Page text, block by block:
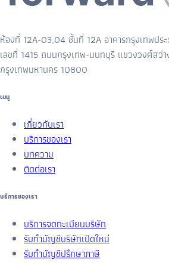
ห้องที่ 12A-03,04 ชั้นที่ 12A อาคารกรุงเทพปร
เลขที่ 1415 ถนนกรุงเทพ-นนทบุรี แขวงวงศ์สว่า
กรุงเทพมหานคร 10800
เมนู
เกี่ยวกับเรา
บริการของเรา
บทความ
ติดต่อเรา
บริการของเรา
บริการจดทะเบียนบริษัท
รับทำบัญชีบริษัทเปิดใหม่
รับทำบัญชีปรึกษาภาษี